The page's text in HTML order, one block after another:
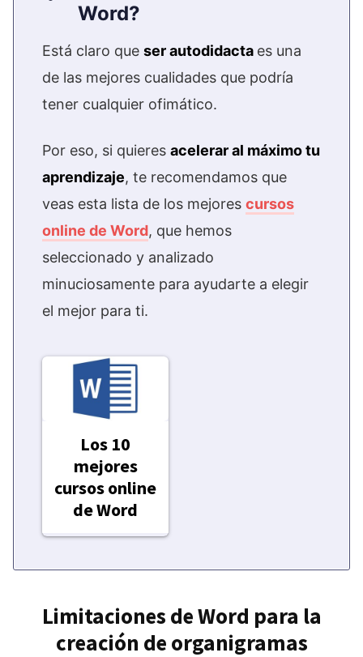
Word?
Está claro que ser autodidacta es una
de las mejores cualidades que podría
tener cualquier ofimático.
Por eso, si quieres acelerar al máximo tu
aprendizaje, te recomendamos que
veas esta lista de los mejores cursos
online de Word, que hemos
seleccionado y analizado
minuciosamente para ayudarte a elegir
el mejor para ti.
Los 10
mejores
cursos online
de Word
Limitaciones de Word para la
creación de organigramas